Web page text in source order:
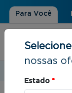
Para Você
nossas
Estado *